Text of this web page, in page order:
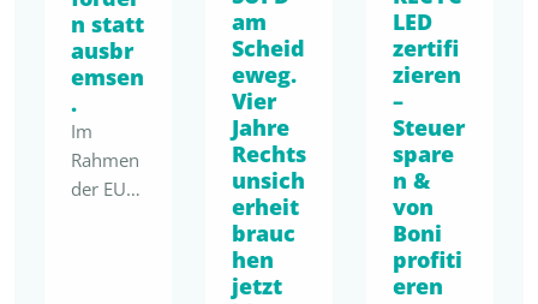
n statt
ausbr
emsen
.
Im
Rahmen
der EU-
am
Scheid
eweg.
Vier
Jahre
Rechts
unsich
erheit
brauc
hen
jetzt
LED
zertifi
zieren
–
Steuer
spare
n &
von
Boni
profiti
eren